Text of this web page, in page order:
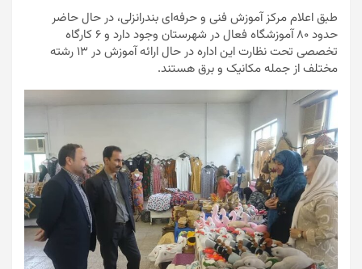
طبق اعلام مرکز آموزش فنی و حرفه‌ای بندرانزلی، در حال حاضر
حدود ۸۰ آموزشگاه فعال در شهرستان وجود دارد و ۶ کارگاه
تخصصی تحت نظارت این اداره در حال ارائه آموزش در ۱۳ رشته
مختلف از جمله مکانیک و برق هستند.